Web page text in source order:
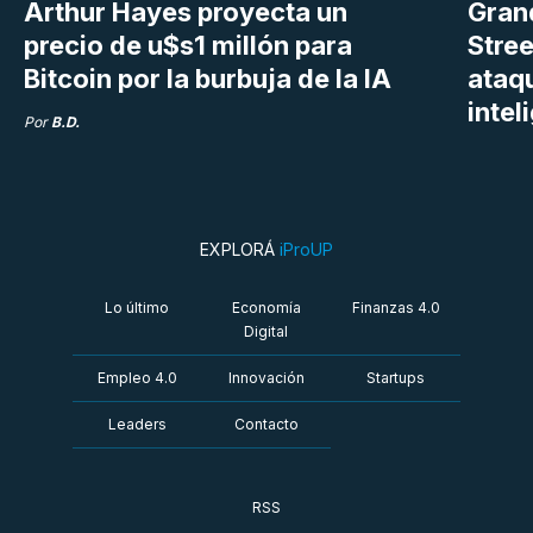
Arthur Hayes proyecta un
precio de u$s1 millón para
Bitcoin por la burbuja de la IA
Por B.D.
EXPLORÁ iProUP
Lo último
Economía
Digital
Finanzas 4.0
Empleo 4.0 Innovación Startups
Leaders Contacto
RSS